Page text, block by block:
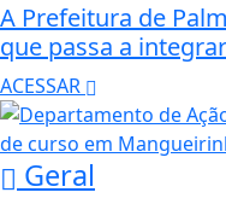
A Prefeitura de
que passa a
ACESSAR
Geral